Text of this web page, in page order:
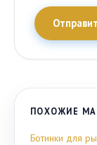
ПОХОЖИЕ
Ботинки для